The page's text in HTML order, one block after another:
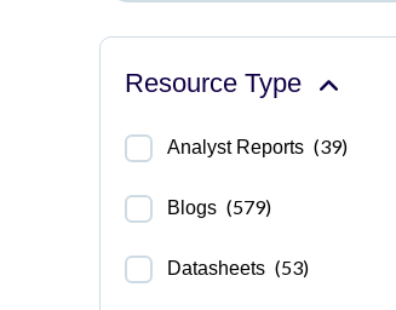
Resource Type
Analyst Reports (39)
Blogs (579)
Datasheets (53)